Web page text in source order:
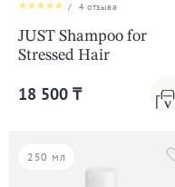
/ 4отзыва
JUST Shampoo for
Stressed Hair
18 500 ₸
250 мл